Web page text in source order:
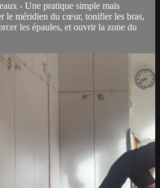
- Une pratique simple mais
le méridien du cœur, tonifier les bras,
les épaules, et ouvrir la zone du